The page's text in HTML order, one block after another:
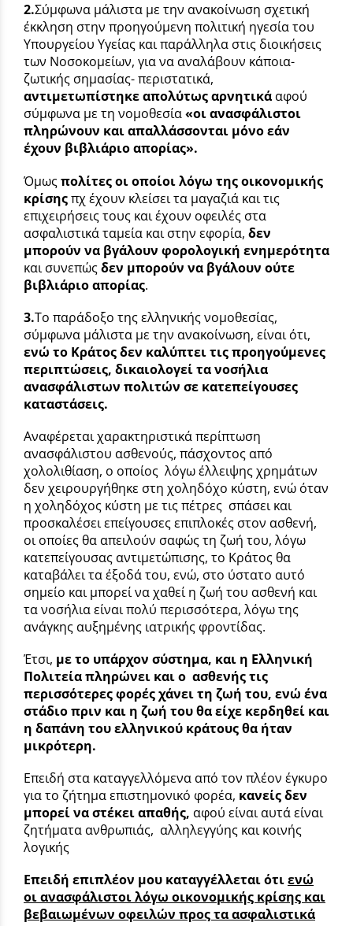
2.Σύμφωνα μάλιστα με την ανακοίνωση σχετική
έκκληση στην προηγούμενη πολιτική ηγεσία του
Υπουργείου Υγείας και παράλληλα στις διοικήσεις
των Νοσοκομείων, για να αναλάβουν κάποια-
ζωτικής σημασίας- περιστατικά,
αντιμετωπίστηκε απολύτως αρνητικάαφού
σύμφωνα με τη νομοθεσία«οι ανασφάλιστοι
πληρώνουν και απαλλάσσονται μόνο εάν
έχουν βιβλιάριο απορίας».
Όμωςπολίτες οι οποίοι λόγω της οικονομικής
κρίσηςπχ έχουν κλείσει τα μαγαζιά και τις
επιχειρήσεις τους και έχουν οφειλές στα
ασφαλιστικά ταμεία και στην εφορία, δεν
μπορούν να βγάλουν φορολογική ενημερότητα
και συνεπώςδεν μπορούν να βγάλουν ούτε
βιβλιάριο απορίας.
3.Το παράδοξο της ελληνικής νομοθεσίας,
σύμφωνα μάλιστα με την ανακοίνωση, είναι ότι,
ενώ το Κράτος δεν καλύπτει τις προηγούμενες
περιπτώσεις, δικαιολογεί τα νοσήλια
ανασφάλιστων πολιτών σε κατεπείγουσες
καταστάσεις.
Αναφέρεται χαρακτηριστικά περίπτωση
ανασφάλιστου ασθενούς, πάσχοντος από
χολολιθίαση, ο οποίος λόγω έλλειψης χρημάτων
δεν χειρουργήθηκε στη χοληδόχο κύστη, ενώ όταν
η χοληδόχος κύστη με τις πέτρες σπάσει και
προσκαλέσει επείγουσες επιπλοκές στον ασθενή,
οι οποίες θα απειλούν σαφώς τη ζωή του, λόγω
κατεπείγουσας αντιμετώπισης, το Κράτος θα
καταβάλει τα έξοδά του, ενώ, στο ύστατο αυτό
σημείο και μπορεί να χαθεί η ζωή του ασθενή και
τα νοσήλια είναι πολύ περισσότερα, λόγω της
ανάγκης αυξημένης ιατρικής φροντίδας.
Έτσι, με το υπάρχον σύστημα, και η Ελληνική
Πολιτεία πληρώνει και ο ασθενής τις
περισσότερες φορές χάνει τη ζωή του, ενώ ένα
στάδιο πριν και η ζωή του θα είχε κερδηθεί και
η δαπάνη του ελληνικού κράτους θα ήταν
μικρότερη.
Επειδή στα καταγγελλόμενα από τον πλέον έγκυρο
για το ζήτημα επιστημονικό φορέα, κανείς δεν
μπορεί να στέκει απαθής, αφού είναι αυτά είναι
ζητήματα ανθρωπιάς, αλληλεγγύης και κοινής
λογικής
Επειδή επιπλέον μου καταγγέλλεται ότιενώ
οι ανασφάλιστοι λόγω οικονομικής κρίσης και
βεβαιωμένων οφειλών προς τα ασφαλιστικά